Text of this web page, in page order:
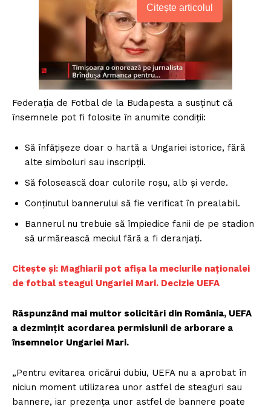
Citește articolul
Federația de Fotbal de la Budapesta a susținut că
însemnele pot fi folosite în anumite condiții:
Să înfățișeze doar o hartă a Ungariei istorice, fără
alte simboluri sau inscripții.
Să folosească doar culorile roșu, alb și verde.
Conținutul bannerului să fie verificat în prealabil.
Bannerul nu trebuie să împiedice fanii de pe stadion
să urmărească meciul fără a fi deranjați.
Citește și: Maghiarii pot afișa la meciurile naționalei
de fotbal steagul Ungariei Mari. Decizie UEFA
Răspunzând mai multor solicitări din România, UEFA
a dezmințit acordarea permisiunii de arborare a
însemnelor Ungariei Mari.
„Pentru evitarea oricărui dubiu, UEFA nu a aprobat în
niciun moment utilizarea unor astfel de steaguri sau
bannere, iar prezența unor astfel de bannere poate